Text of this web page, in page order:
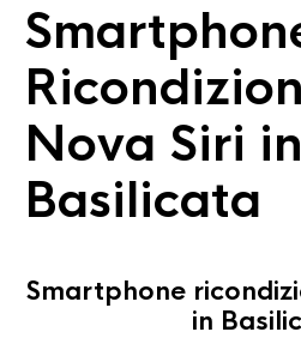
Nova Siri in
Basilicata
Smartphone
in